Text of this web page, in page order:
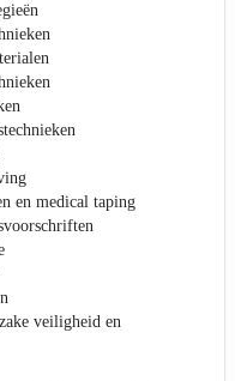
en medical taping
veiligheid en